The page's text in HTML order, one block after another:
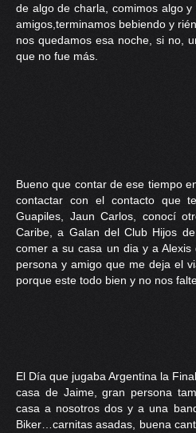
de algo de charla, comimos algo
amigos,terminamos bebiendo y
nos quedamos esa noche, si no,
que no fue más.
Bueno que contar de ese tiempo
contactar con el contacto que
Guapiles, Jaun Carlos, conocí
Caribe, a Galan del Club Hijos
comer a su casa un dia y a
persona y amigo que me deja el
porque este todo bien y no nos
El Día que jugaba Argentina la
casa de Jaime, gran persona
casa a nosotros dos y a una
Biker…carnitas asadas, buena